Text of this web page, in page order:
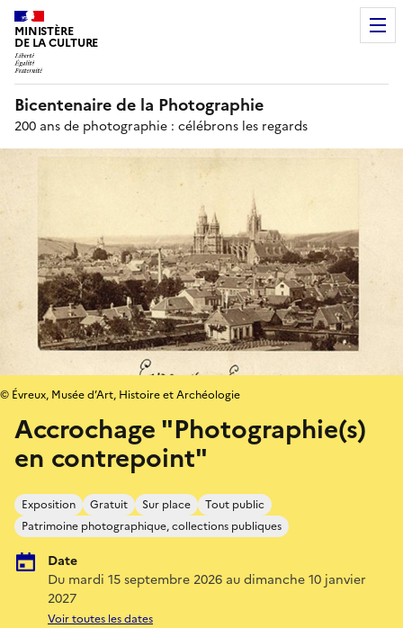
MINISTÈRE
DE LA CULTURE
Bicentenaire de la Photographie
200 ans de photographie : célébrons les regards
Accrochage "Photographie(s)
en contrepoint"
Exposition Gratuit Sur place
Tout public
Patrimoine photographique, collections publiques
Date
Du mardi 15 septembre 2026 au dimanche 10 janvier
2027
Voir toutes les dates
© Évreux, Musée d’Art, Histoire et Archéologie